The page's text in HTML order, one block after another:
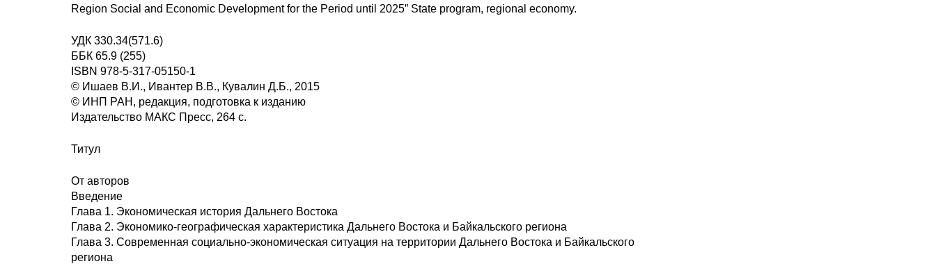
Region Social and Economic Development for the Period until 2025” State program, regional economy.
УДК 330.34(571.6)
ББК 65.9 (255)
ISBN 978-5-317-05150-1
© Ишаев В.И., Ивантер В.В., Кувалин Д.Б., 2015
© ИНП РАН, редакция, подготовка к изданию
Издательство МАКС Пресс, 264 с.
Титул
От авторов
Введение
Глава 1. Экономическая история Дальнего Востока
Глава 2. Экономико-географическая характеристика Дальнего Востока и Байкальского региона
Глава 3. Современная социально-экономическая ситуация на территории Дальнего Востока и Байкальского
региона